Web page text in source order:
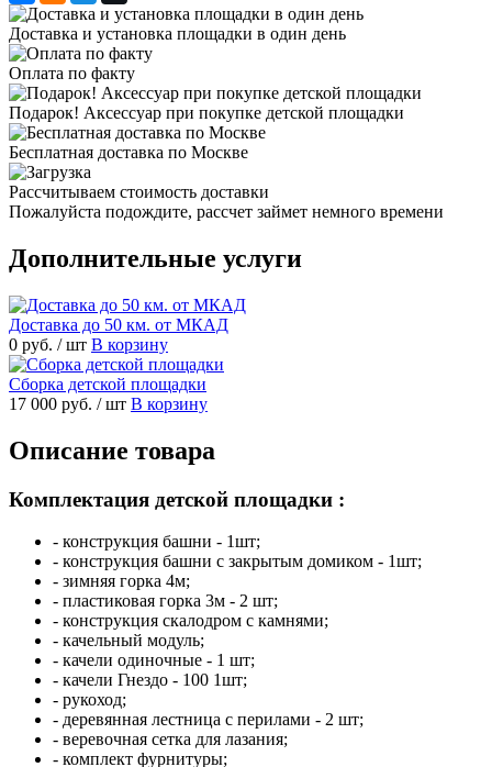
Доставка и установка площадки в один день
Оплата по факту
Подарок! Аксессуар при покупке детской площадки
Бесплатная доставка по Москве
Рассчитываем стоимость доставки
Пожалуйста подождите, рассчет займет немного времени
Дополнительные услуги
Доставка до 50 км. от МКАД
0 руб. / шт В корзину
Сборка детской площадки
17 000 руб. / шт В корзину
Описание товара
Комплектация детской площадки :
- конструкция башни - 1шт;
- конструкция башни с закрытым домиком - 1шт;
- зимняя горка 4м;
- пластиковая горка 3м - 2 шт;
- конструкция скалодром с камнями;
- качельный модуль;
- качели одиночные - 1 шт;
- качели Гнездо - 100 1шт;
- рукоход;
- деревянная лестница с перилами - 2 шт;
- веревочная сетка для лазания;
- комплект фурнитуры;